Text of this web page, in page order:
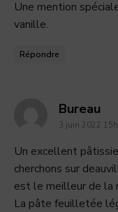
Une mention
vanille.
Répondre
Bureau
3 juin 2022
Un excellent
cherchons sur
est le meilleur de la
La pâte feuilletée